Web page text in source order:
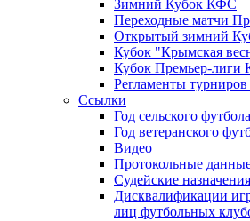
Зимний Кубок КФС
Переходные матчи
Открытый зимний
Кубок "Крымская
Кубок Премьер-лиги
Регламенты
Ссылки
Год сельского
Год ветеранского
Видео
Протокольные
Судейские назначения
Дисквалификации
лиц футбольных